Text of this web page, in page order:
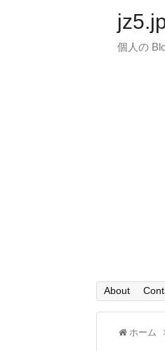
個人の
About
ホーム